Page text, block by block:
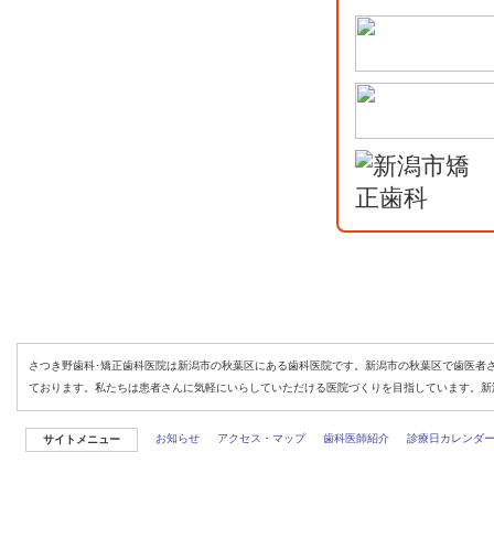
さつき野歯科･矯正歯科医院は新潟市の秋葉区にある歯科医院です。新潟市の秋葉区で歯医
ております。私たちは患者さんに気軽にいらしていただける医院づくりを目指しています。
サイトメニュー お知らせ アクセス・マップ 歯科医師紹介 診療日カレンダー